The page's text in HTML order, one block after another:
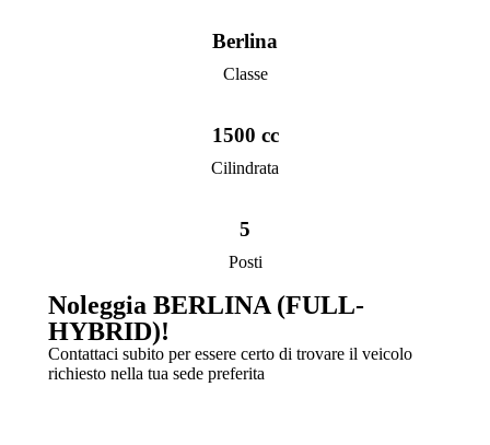
Berlina
Classe
1500 cc
Cilindrata
5
Posti
Noleggia BERLINA (FULL-
HYBRID)!
Contattaci subito per essere certo di trovare il veicolo
richiesto nella tua sede preferita